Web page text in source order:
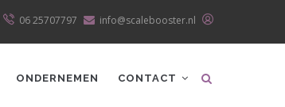
06 25707797 info@scalebooster.nl
ONDERNEMEN CONTACT